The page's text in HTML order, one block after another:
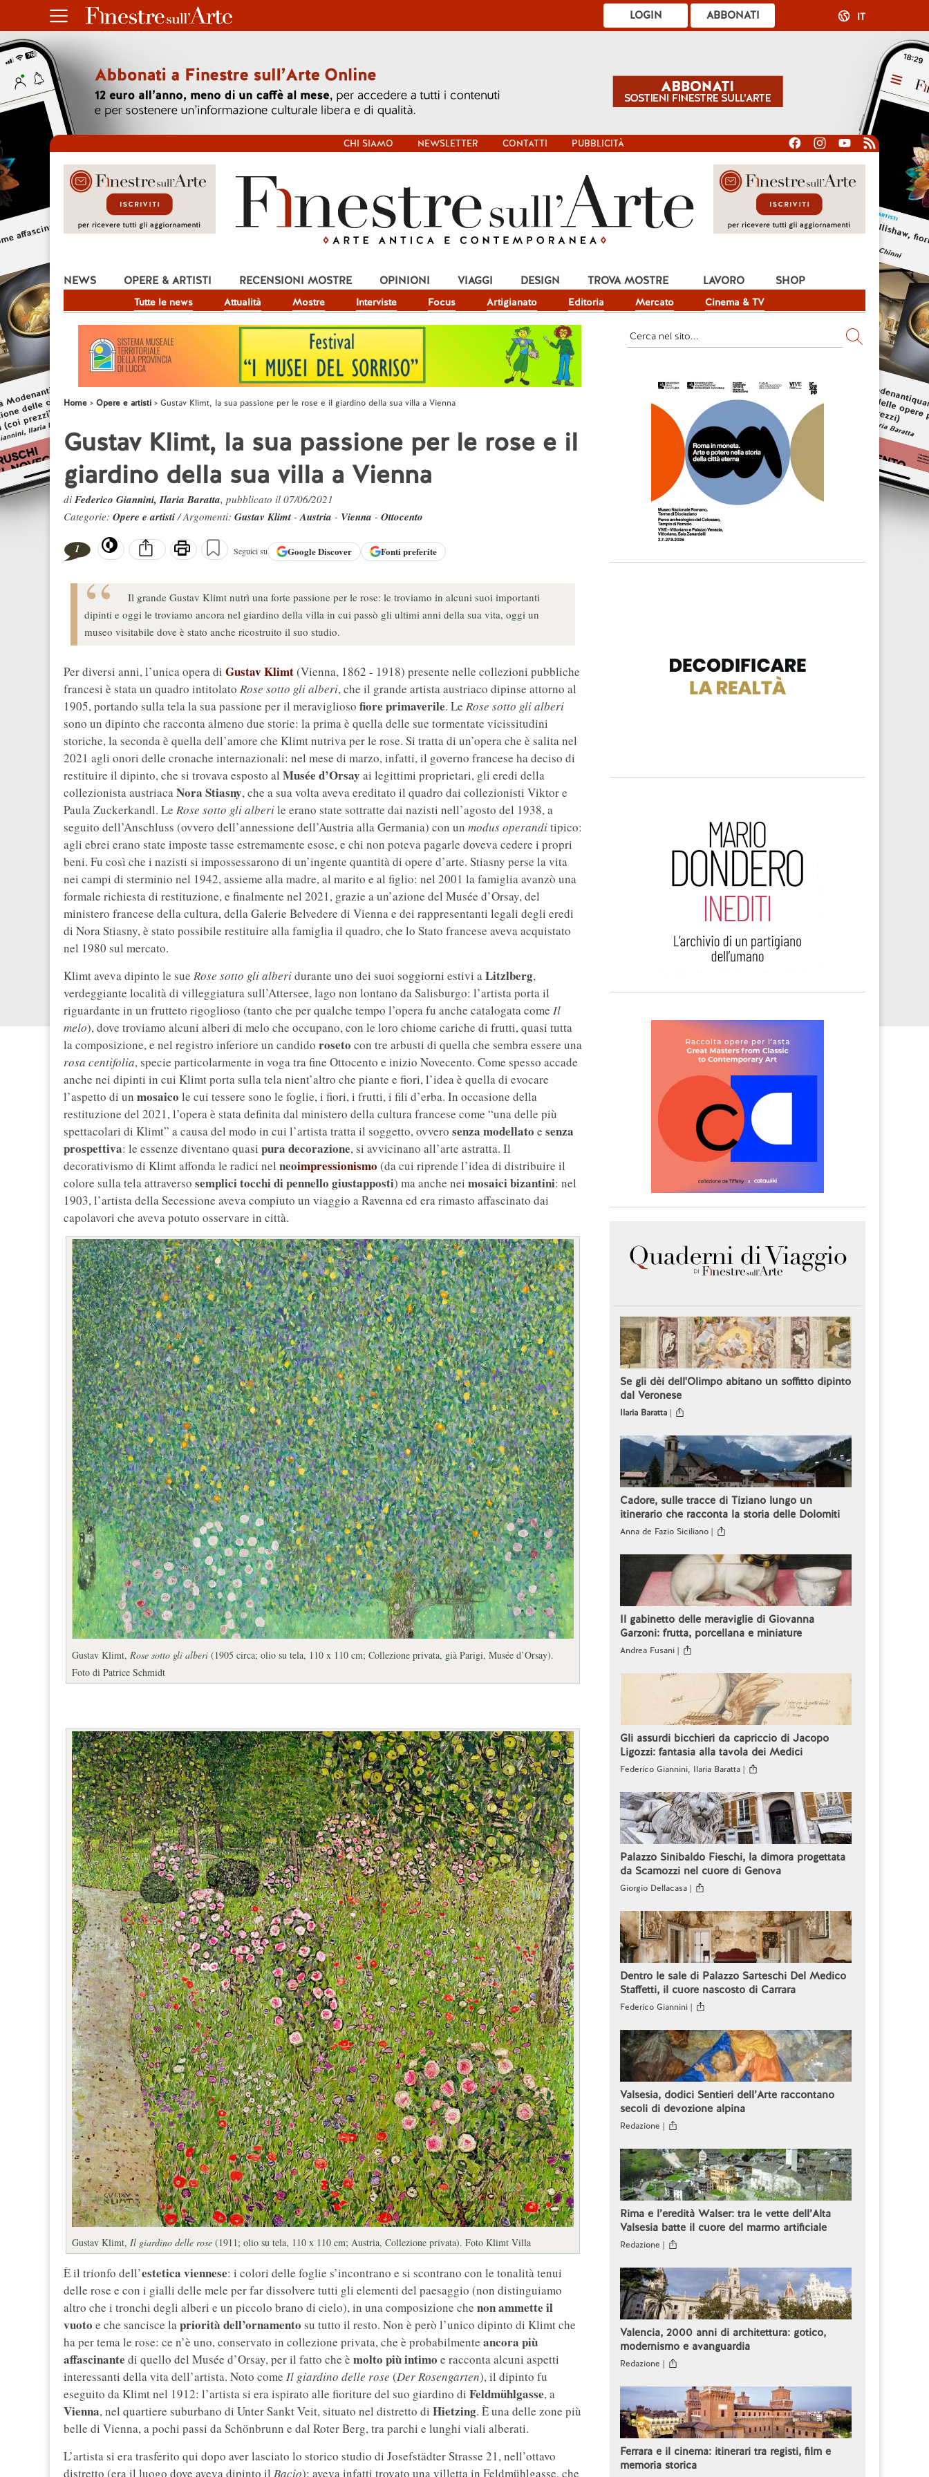
ABBONATI
LOGIN IT
CHI SIAMO NEWSLETTER CONTATTI PUBBLICITÀ
NEWS
Tutte le news Attualità Mostre Interviste Focus Artigianato Editoria Mercato Cinema & TV
OPERE & ARTISTI RECENSIONI MOSTRE OPINIONI VIAGGI DESIGN TROVA MOSTRE LAVORO SHOP
Home Opere e artisti Gustav Klimt, la sua passione per le rose e il giardino della sua villa a Vienna
Gustav Klimt, la sua passione per le rose e il
giardino della sua villa a Vienna
di Federico Giannini, Ilaria Baratta, pubblicato il 07/06/2021
Categorie: Opere e artisti/ Argomenti: Gustav Klimt-Austria - Vienna - Ottocento
1 Seguici su GoogleDiscover Fonti preferite
Il grande Gustav Klimt nutrì una forte passione per le rose: le troviamo in alcuni suoi importanti
dipinti e oggi le troviamo ancora nel giardino della villa in cui passò gli ultimi anni della sua vita, oggi un
museo visitabile dove è stato anche ricostruito il suo studio.
Per diversi anni, l’unica opera di Gustav Klimt(Vienna, 1862 - 1918) presente nelle collezioni pubbliche
francesi è stata un quadro intitolato Rose sotto gli alberi, che il grande artista austriaco dipinse attorno al
1905, portando sulla tela la sua passione per il meraviglioso fiore primaverile. Le Rose sotto gli alberi
sono un dipinto che racconta almeno due storie: la prima è quella delle sue tormentate vicissitudini
storiche, la seconda è quella dell’amore che Klimt nutriva per le rose. Si tratta di un’opera che è salita nel
2021 agli onori delle cronache internazionali: nel mese di marzo, infatti, il governo francese ha deciso di
restituire il dipinto, che si trovava esposto al Musée d’Orsay ai legittimi proprietari, gli eredi della
collezionista austriacaNora Stiasny, che a sua volta aveva ereditato il quadro dai collezionisti Viktor e
Paula Zuckerkandl. Le Rose sotto gli alberile erano state sottratte dai nazisti nell’agosto del 1938, a
seguito dell’Anschluss (ovvero dell’annessione dell’Austria alla Germania) con un modus operanditipico:
agli ebrei erano state imposte tasse estremamente esose, e chi non poteva pagarle doveva cedere i propri
beni. Fu così che i nazisti si impossessarono di un’ingente quantità di opere d’arte. Stiasny perse la vita
nei campi di sterminio nel 1942, assieme alla madre, al marito e al figlio: nel 2001 la famiglia avanzò una
formale richiesta di restituzione, e finalmente nel 2021, grazie a un’azione del Musée d’Orsay, del
ministero francese della cultura, della Galerie Belvedere di Vienna e dei rappresentanti legali degli eredi
di Nora Stiasny, è stato possibile restituire alla famiglia il quadro, che lo Stato francese aveva acquistato
nel 1980 sul mercato.
Klimt aveva dipinto le sue Rose sotto gli alberidurante uno dei suoi soggiorni estivi aLitzlberg,
verdeggiante località di villeggiatura sull’Attersee, lago non lontano da Salisburgo: l’artista porta il
riguardante in un frutteto rigoglioso (tanto che per qualche tempo l’opera fu anche catalogata come Il
melo), dove troviamo alcuni alberi di melo che occupano, con le loro chiome cariche di frutti, quasi tutta
la composizione, e nel registro inferiore un candido roseto con tre arbusti di quella che sembra essere una
rosa centifolia, specie particolarmente in voga tra fine Ottocento e inizio Novecento. Come spesso accade
anche nei dipinti in cui Klimt porta sulla tela nient’altro che piante e fiori, l’idea è quella di evocare
l’aspetto di un mosaico le cui tessere sono le foglie, i fiori, i frutti, i fili d’erba. In occasione della
restituzione del 2021, l’opera è stata definita dal ministero della cultura francese come “una delle più
spettacolari di Klimt” a causa del modo in cui l’artista tratta il soggetto, ovvero senza modellato e senza
prospettiva: le essenze diventano quasi pura decorazione, si avvicinano all’arte astratta. Il
decorativismo di Klimt affonda le radici nel neoimpressionismo (da cui riprende l’idea di distribuire il
colore sulla tela attraverso semplici tocchi di pennello giustapposti) ma anche nei mosaici bizantini: nel
1903, l’artista della Secessione aveva compiuto un viaggio a Ravenna ed era rimasto affascinato dai
capolavori che aveva potuto osservare in città.
Gustav Klimt, Rose sotto gli alberi (1905 circa; olio su tela, 110 x 110 cm; Collezione privata, già Parigi, Musée d’Orsay).
Foto di Patrice Schmidt
Gustav Klimt, Il giardino delle rose (1911; olio su tela, 110 x 110 cm; Austria, Collezione privata). Foto Klimt Villa
È il trionfo dell’estetica viennese: i colori delle foglie s’incontrano e si scontrano con le tonalità tenui
delle rose e con i gialli delle mele per far dissolvere tutti gli elementi del paesaggio (non distinguiamo
altro che i tronchi degli alberi e un piccolo brano di cielo), in una composizione che non ammette il
vuoto e che sancisce lapriorità dell’ornamento su tutto il resto. Non è però l’unico dipinto di Klimt che
ha per tema le rose: ce n’è uno, conservato in collezione privata, che è probabilmente ancora più
affascinante di quello del Musée d’Orsay, per il fatto che è molto più intimo e racconta alcuni aspetti
interessanti della vita dell’artista. Noto come Il giardino delle rose (Der Rosengarten), il dipinto fu
eseguito da Klimt nel 1912: l’artista si era ispirato alle fioriture del suo giardino di Feldmühlgasse, a
Vienna, nel quartiere suburbano di Unter Sankt Veit, situato nel distretto di Hietzing. È una delle zone più
belle di Vienna, a pochi passi da Schönbrunn e dal Roter Berg, tra parchi e lunghi viali alberati.
L’artista si era trasferito qui dopo aver lasciato lo storico studio di Josefstädter Strasse 21, nell’ottavo
distretto (era il luogo dove aveva dipinto il Bacio): aveva infatti trovato una villetta in Feldmühlgasse, che
Se gli dèi dell'Olimpo abitano un soffitto dipinto
dal Veronese
Ilaria Baratta |
Cadore, sulle tracce di Tiziano lungo un
itinerario che racconta la storia delle Dolomiti
Anna de Fazio Siciliano |
Il gabinetto delle meraviglie di Giovanna
Garzoni: frutta, porcellana e miniature
Andrea Fusani |
Gli assurdi bicchieri da capriccio di Jacopo
Ligozzi: fantasia alla tavola dei Medici
Federico Giannini, Ilaria Baratta |
Palazzo Sinibaldo Fieschi, la dimora progettata
da Scamozzi nel cuore di Genova
Giorgio Dellacasa |
Dentro le sale di Palazzo Sarteschi Del Medico
Staffetti, il cuore nascosto di Carrara
Federico Giannini |
Valsesia, dodici Sentieri dell’Arte raccontano
secoli di devozione alpina
Redazione |
Rima e l’eredità Walser: tra le vette dell’Alta
Valsesia batte il cuore del marmo artificiale
Redazione |
Valencia, 2000 anni di architettura: gotico,
modernismo e avanguardia
Redazione |
Ferrara e il cinema: itinerari tra registi, film e
memoria storica